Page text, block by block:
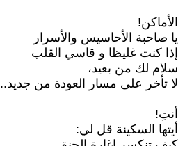
الأماكن!
يا صاحبة الأحاسيس والأسرار
إذا كنت غليظا و قاسي القلب
سلام لك من بعيد،
لا تأخر على مسار العودة من جديد..
أنتِ!
أيتها السكينة قل لي: